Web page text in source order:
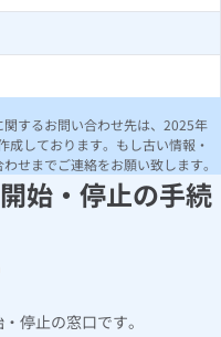
するお問い合わせ先は、2025年
しております。もし古い情報・
せまでご連絡をお願い致します。
始・停止の手続
停止の窓口です。